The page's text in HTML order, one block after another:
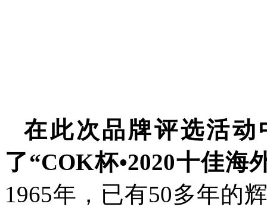
在此次品牌评选活
了“COK杯•2020十佳海
1965年，已有50多年的